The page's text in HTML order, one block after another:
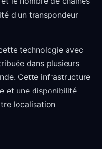
d'un transpondeur
technologie avec
dans plusieurs
Cette infrastructure
et une disponibilité
localisation